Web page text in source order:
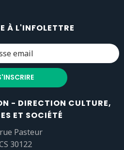
À L'INFOLETTRE
- DIRECTION CULTURE,
ET SOCIÉTÉ
Pasteur
30122